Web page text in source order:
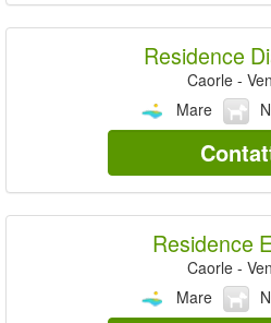
Residence
Caorle -
Mare
Residence
Caorle -
Mare